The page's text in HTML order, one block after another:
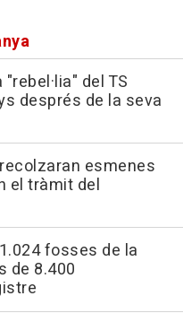
del TS
després de la seva
esmenes
el tràmit del
fosses de la
de 8.400